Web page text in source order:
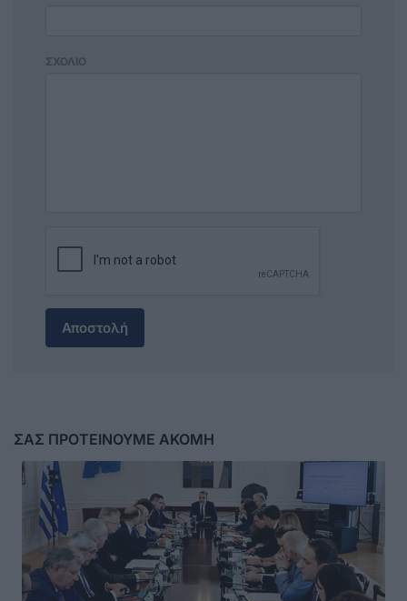
ΣΧΟΛΙΟ
Αποστολή
ΣΑΣ ΠΡΟΤΕΙΝΟΥΜΕ ΑΚΟΜΗ